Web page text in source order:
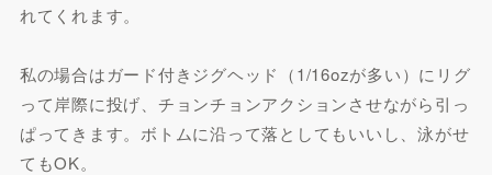
れてくれます。
私の場合はガード付きジグヘッド（1/16ozが多い）にリグ
って岸際に投げ、チョンチョンアクションさせながら引っ
ぱってきます。ボトムに沿って落としてもいいし、泳がせ
てもOK。